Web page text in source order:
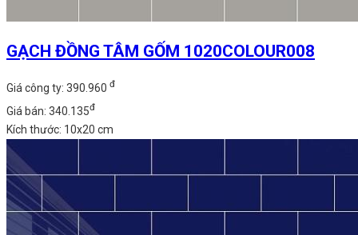
GẠCH ĐỒNG TÂM GỐM 1020COLOUR008
Giá công ty: 390.960 đ
Giá bán: 340.135đ
Kích thước: 10x20 cm